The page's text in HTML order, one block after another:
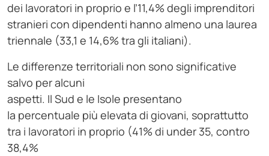
dei lavoratori in proprio e l’11,4% degli imprenditori
stranieri con dipendenti hanno almeno una laurea
triennale (33,1 e 14,6% tra gli italiani).
Le differenze territoriali non sono significative
salvo per alcuni
aspetti. Il Sud e le Isole presentano
la percentuale più elevata di giovani, soprattutto
tra i lavoratori in proprio (41% di under 35, contro
38,4%